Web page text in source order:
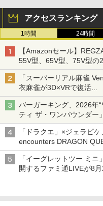
アクセスランキング
1時間 24時間
【Amazonセール】
55V型、65V型、75V型の
「スーパーリアル麻雀
衣麻雀が3D×VRで復活
発売から2週間は20%オ
バーガーキング、2026年
ティ ザ・ワンパウンダー
「特製ガーリックマヨソ
「ドラクエ」×ジェラピ
encounters DRAGON
アイスカップに入ったス
オリジナルアートで登場
「イーグレットツー ミ
開するファミ通LIVEが8